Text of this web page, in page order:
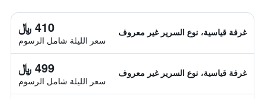
غرفة قياسية، نوع السرير غير معروف 410 ﷼
سعر الليلة شامل الرسوم
غرفة قياسية، نوع السرير غير معروف 499 ﷼
سعر الليلة شامل الرسوم